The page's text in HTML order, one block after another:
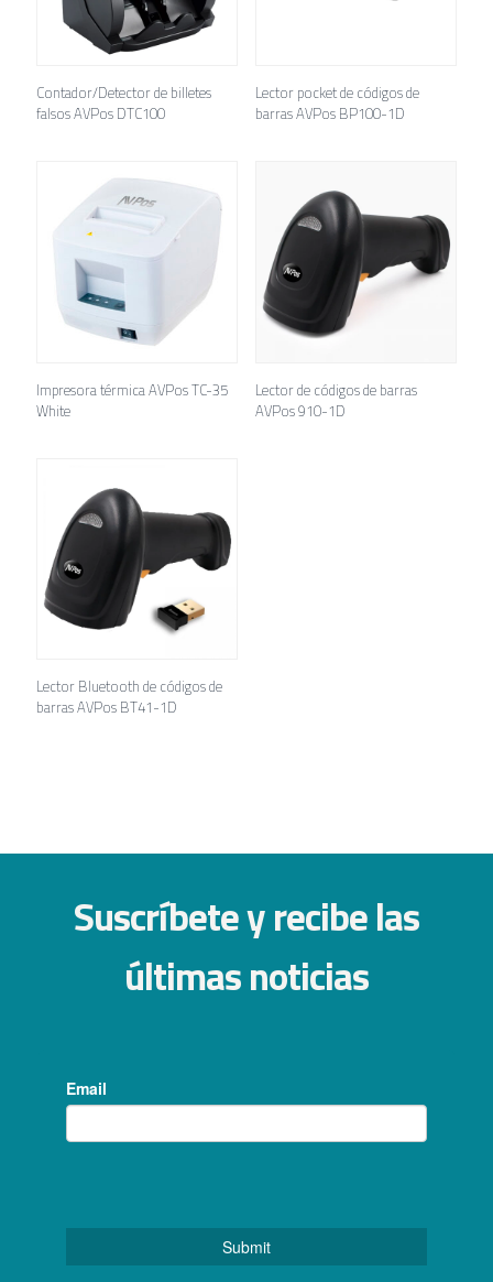
Contador/Detector de billetes
falsos AVPos DTC100
Lector pocket de códigos de
barras AVPos BP100-1D
Impresora térmica AVPos TC-35
White
Lector de códigos de barras
AVPos 910-1D
Lector Bluetooth de códigos de
barras AVPos BT41-1D
Suscríbete y recibe las
últimas noticias